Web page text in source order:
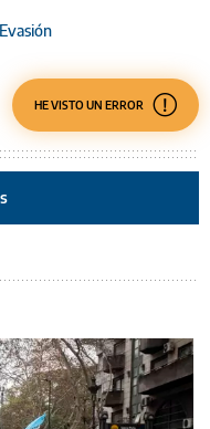
Evasión
HE VISTO UN ERROR